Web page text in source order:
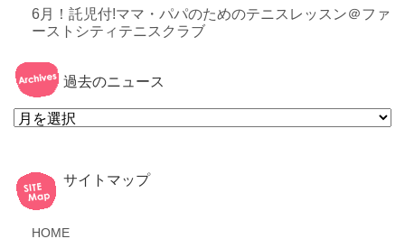
6月！託児付!ママ・パパのためのテニスレッスン＠ファ
ーストシティテニスクラブ
過去のニュース
過
去
ー
ス
サイトマップ
HOME